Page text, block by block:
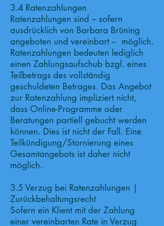
3.4 Ratenzahlungen
Ratenzahlungen sind – sofern
ausdrücklich von Barbara Brüning
angeboten und vereinbart – möglich.
Ratenzahlungen bedeuten lediglich
einen Zahlungsaufschub bzgl. eines
Teilbetrags des vollständig
geschuldeten Betrages. Das Angebot
zur Ratenzahlung impliziert nicht,
dass Online-Programme oder
Beratungen partiell gebucht werden
können. Dies ist nicht der Fall. Eine
Teilkündigung/Stornierung eines
Gesamtangebots ist daher nicht
möglich.
3.5 Verzug bei Ratenzahlungen |
Zurückbehaltungsrecht
Sofern ein Klient mit der Zahlung
einer vereinbarten Rate in Verzug